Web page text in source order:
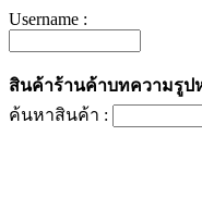
Username :
สินค้าร้านค้าบทความรูป
ค้นหาสินค้า :